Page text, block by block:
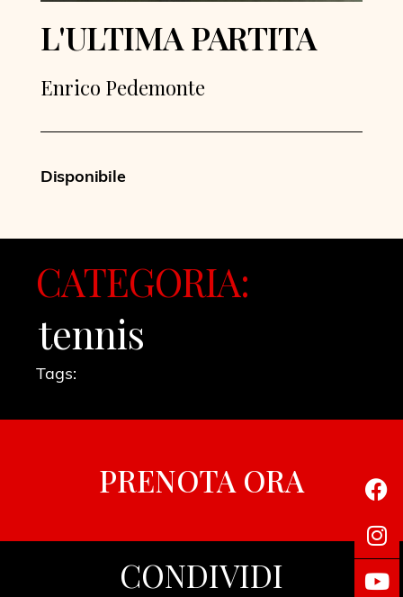
L'ULTIMA PARTITA
Enrico Pedemonte
Disponibile
CATEGORIA:
tennis
Tags:
PRENOTA ORA
CONDIVIDI